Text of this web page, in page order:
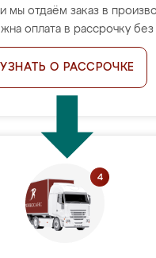
мы отдаём заказ в
оплата в рассрочку без
УЗНАТЬ О РАССРОЧКЕ